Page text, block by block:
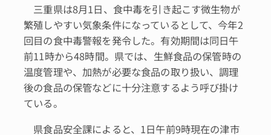
三重県は8月1日、食中毒を引き起こす微生物が
繁殖しやすい気象条件になっているとして、今年2
回目の食中毒警報を発令した。有効期間は同日午
前11時から48時間。県では、生鮮食品の保管時の
温度管理や、加熱が必要な食品の取り扱い、調理
後の食品の保管などに十分注意するよう呼び掛け
ている。
県食品安全課によると、1日午前9時現在の津市